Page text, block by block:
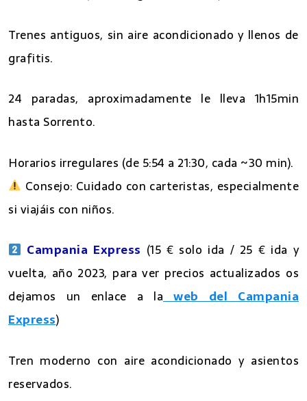
Trenes antiguos, sin aire acondicionado y llenos de
grafitis.
24 paradas, aproximadamente le lleva 1h15min
hasta Sorrento.
Horarios irregulares (de 5:54 a 21:30, cada ~30 min).
Consejo: Cuidado con carteristas, especialmente
si viajáis con niños.
Campania Express (15 € solo ida / 25 € ida y
vuelta, año 2023, para ver precios actualizados os
dejamos un enlace a laweb del Campania
Express)
Tren moderno con aire acondicionado y asientos
reservados.